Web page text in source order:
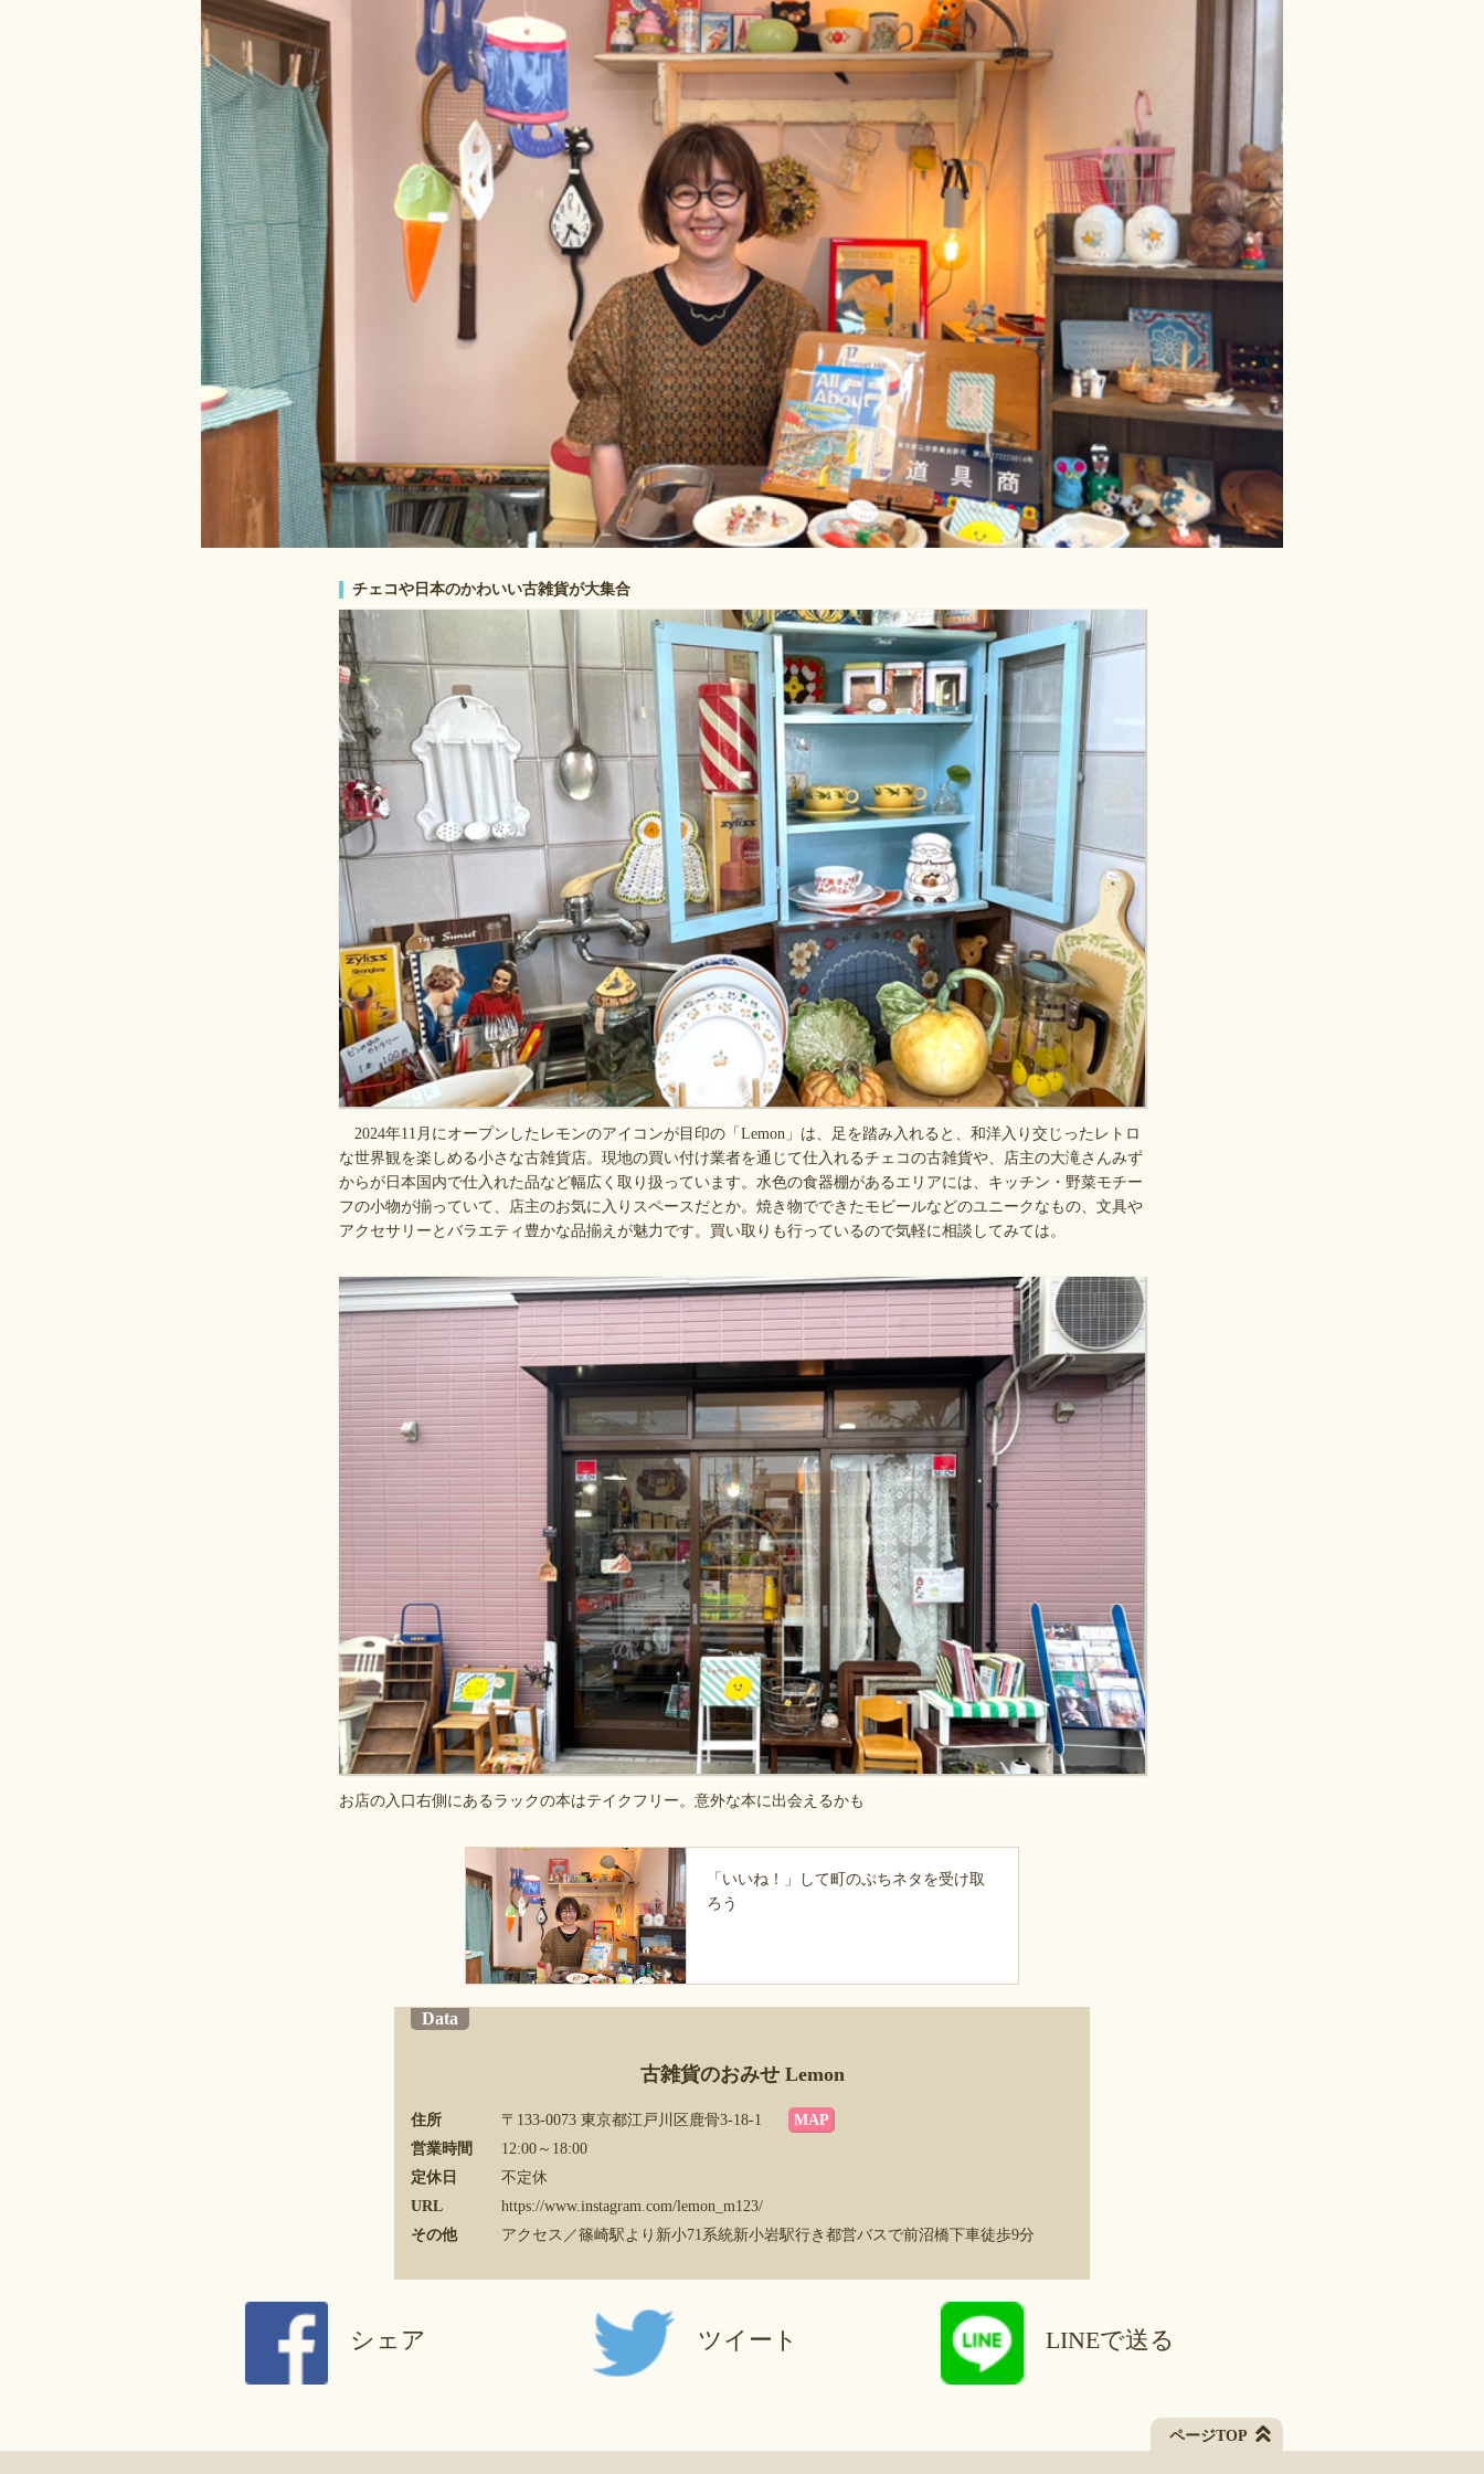
チェコや日本のかわいい古雑貨が大集合
2024年11月にオープンしたレモンのアイコンが目印の「Lemon」は、足を踏み入れると、和洋入り交じったレトロ
な世界観を楽しめる小さな古雑貨店。現地の買い付け業者を通じて仕入れるチェコの古雑貨や、店主の大滝さんみず
からが日本国内で仕入れた品など幅広く取り扱っています。水色の食器棚があるエリアには、キッチン・野菜モチー
フの小物が揃っていて、店主のお気に入りスペースだとか。焼き物でできたモビールなどのユニークなもの、文具や
アクセサリーとバラエティ豊かな品揃えが魅力です。買い取りも行っているので気軽に相談してみては。
お店の入口右側にあるラックの本はテイクフリー。意外な本に出会えるかも
「いいね！」して町のぷちネタを受け取
ろう
Data
古雑貨のおみせ Lemon
住所 〒133-0073 東京都江戸川区鹿骨3-18-1
MAP
営業時間
12:00～18:00
定休日
不定休
URL
https://www.instagram.com/lemon_m123/
その他
アクセス／篠崎駅より新小71系統新小岩駅行き都営バスで前沼橋下車徒歩9分
シェア ツイート LINEで送る
ページTOP